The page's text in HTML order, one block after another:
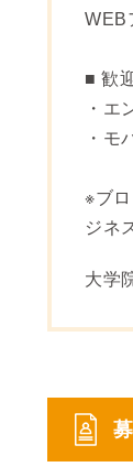
WEB
■ 歓
・エ
・モ
※ブ
ジネ
大学